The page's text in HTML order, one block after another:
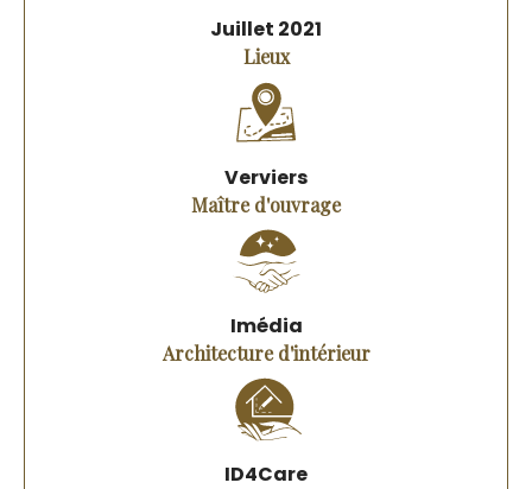
Juillet 2021
Lieux
Verviers
Maître d'ouvrage
Imédia
Architecture d'intérieur
ID4Care